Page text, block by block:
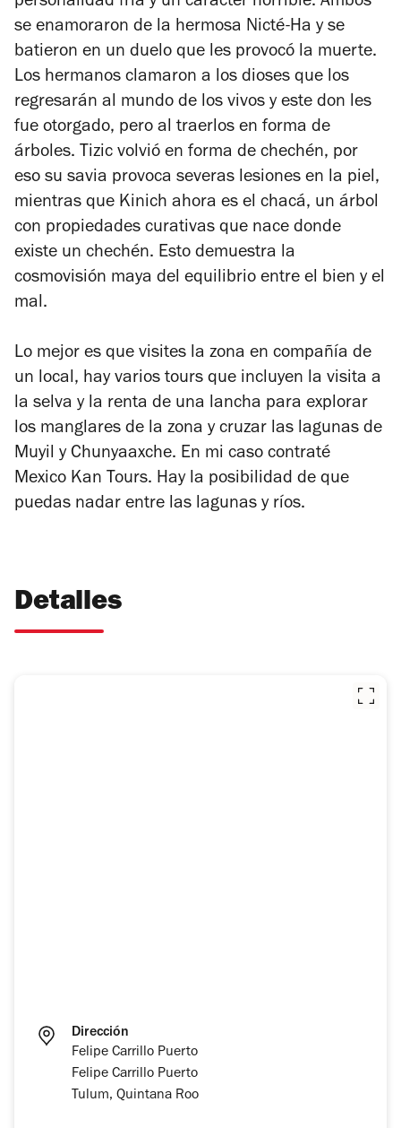
se enamoraron de la hermosa Nicté-Ha y se
batieron en un duelo que les provocó la muerte.
Los hermanos clamaron a los dioses que los
regresarán al mundo de los vivos y este don les
fue otorgado, pero al traerlos en forma de
árboles. Tizic volvió en forma de chechén, por
eso su savia provoca severas lesiones en la piel,
mientras que Kinich ahora es el chacá, un árbol
con propiedades curativas que nace donde
existe un chechén. Esto demuestra la
cosmovisión maya del equilibrio entre el bien y el
mal.
Lo mejor es que visites la zona en compañía de
un local, hay varios tours que incluyen la visita a
la selva y la renta de una lancha para explorar
los manglares de la zona y cruzar las lagunas de
Muyil y Chunyaaxche. En mi caso contraté
Mexico Kan Tours. Hay la posibilidad de que
puedas nadar entre las lagunas y ríos.
Detalles
Dirección
Felipe Carrillo Puerto
Felipe Carrillo Puerto
Tulum, Quintana Roo